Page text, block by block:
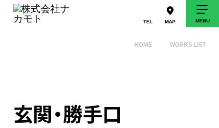
TEL MAP
玄関・勝手口
HOME WORKS LIST